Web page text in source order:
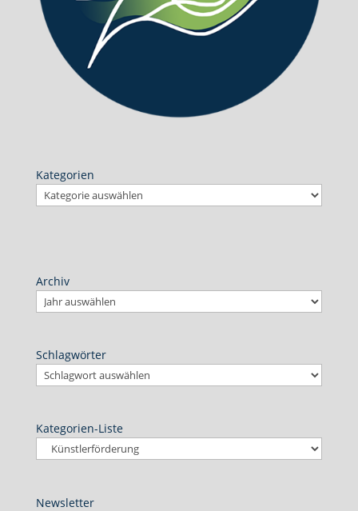
Kategorien
Archiv
Schlagwörter
Kategorien-Liste
Newsletter